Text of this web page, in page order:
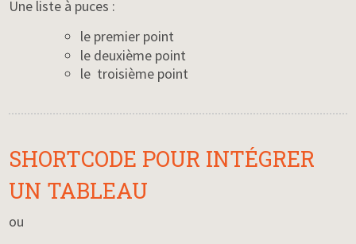
Une liste à puces :
le premier point
le deuxième point
le troisième point
SHORTCODE POUR INTÉGRER
UN TABLEAU
ou